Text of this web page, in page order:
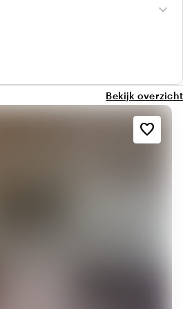
expand_more
Bekijk overzicht
favorite_border